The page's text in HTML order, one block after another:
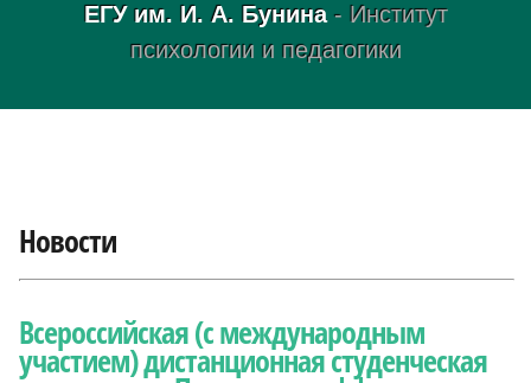
ЕГУ им. И. А. Бунина- Институт
психологии и педагогики
Новости
Всероссийская (с международным
участием) дистанционная студенческая